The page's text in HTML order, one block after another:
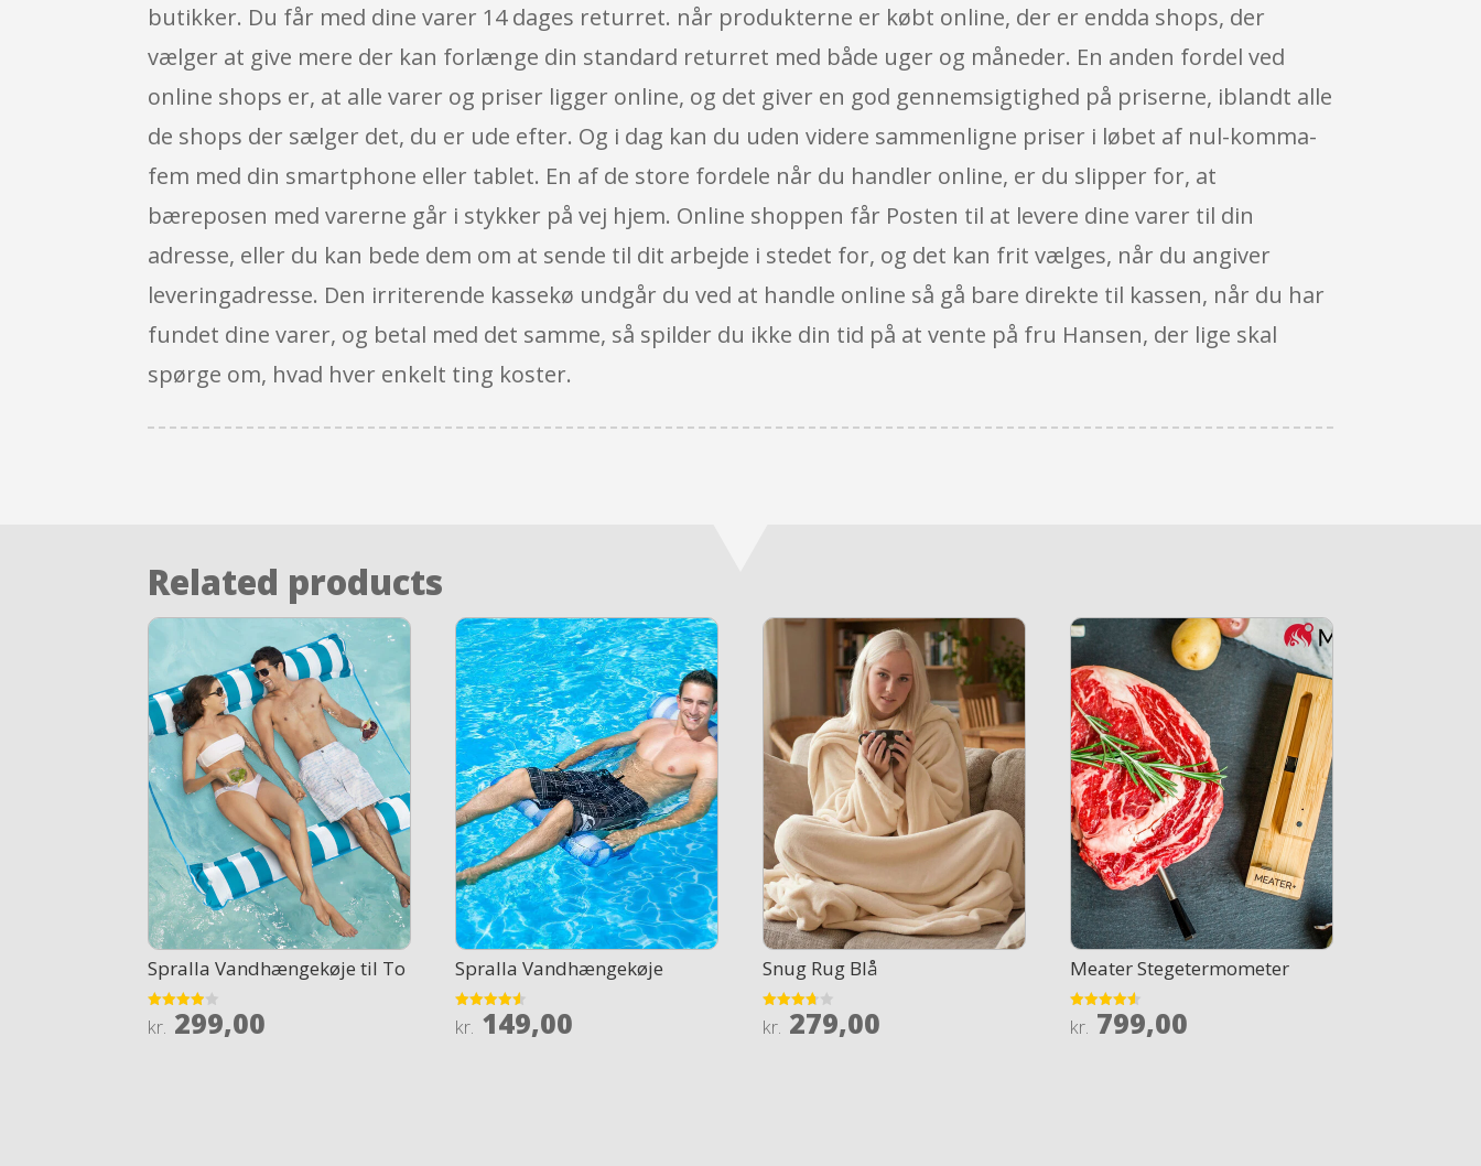
butikker. Du får med dine varer 14 dages returret. når produkterne er købt online, der er endda shops, der
vælger at give mere der kan forlænge din standard returret med både uger og måneder. En anden fordel ved
online shops er, at alle varer og priser ligger online, og det giver en god gennemsigtighed på priserne, iblandt alle
de shops der sælger det, du er ude efter. Og i dag kan du uden videre sammenligne priser i løbet af nul-komma-
fem med din smartphone eller tablet. En af de store fordele når du handler online, er du slipper for, at
bæreposen med varerne går i stykker på vej hjem. Online shoppen får Posten til at levere dine varer til din
adresse, eller du kan bede dem om at sende til dit arbejde i stedet for, og det kan frit vælges, når du angiver
leveringadresse. Den irriterende kassekø undgår du ved at handle online så gå bare direkte til kassen, når du har
fundet dine varer, og betal med det samme, så spilder du ikke din tid på at vente på fru Hansen, der lige skal
spørge om, hvad hver enkelt ting koster.
Related products
Spralla Vandhængekøje til To
Rated
3.9
kr. 299,00
Spralla Vandhængekøje
Rated
4.5
kr. 149,00
Snug Rug Blå
Rated
3.7
kr. 279,00
Meater Stegetermometer
Rated
4.5
kr. 799,00